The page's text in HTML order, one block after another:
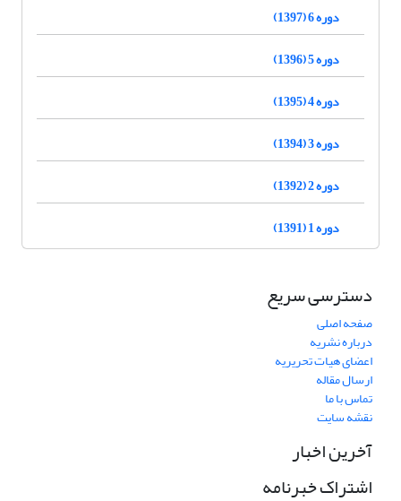
دوره 6 (1397)
دوره 5 (1396)
دوره 4 (1395)
دوره 3 (1394)
دوره 2 (1392)
دوره 1 (1391)
دسترسی سریع
صفحه اصلی
درباره نشریه
اعضای هیات تحریریه
ارسال مقاله
تماس با ما
نقشه سایت
آخرین اخبار
اشتراک خبرنامه